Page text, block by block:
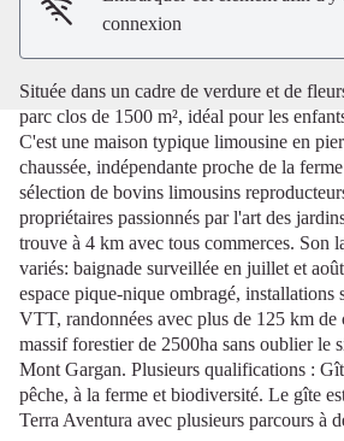
connexion
Située dans un cadre de verdure et de
parc clos de 1500 m², idéal pour les
C'est une maison typique limousine en
chaussée, indépendante proche de la
sélection de bovins limousins
propriétaires passionnés par l'art des
trouve à 4 km avec tous commerces. Son
variés: baignade surveillée en juillet et
espace pique-nique ombragé, installations
VTT, randonnées avec plus de 125 km
massif forestier de 2500ha sans oublier le
Mont Gargan. Plusieurs qualifications :
pêche, à la ferme et biodiversité. Le gîte
Terra Aventura avec plusieurs parcours à